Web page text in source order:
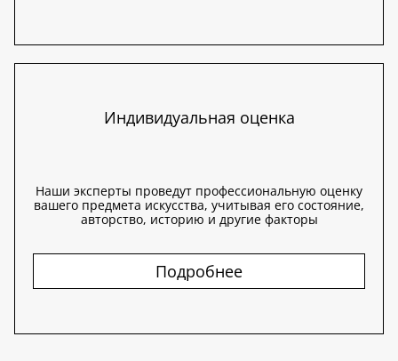
Индивидуальная оценка
Наши эксперты проведут профессиональную оценку
вашего предмета искусства, учитывая его состояние,
авторство, историю и другие факторы
Подробнее